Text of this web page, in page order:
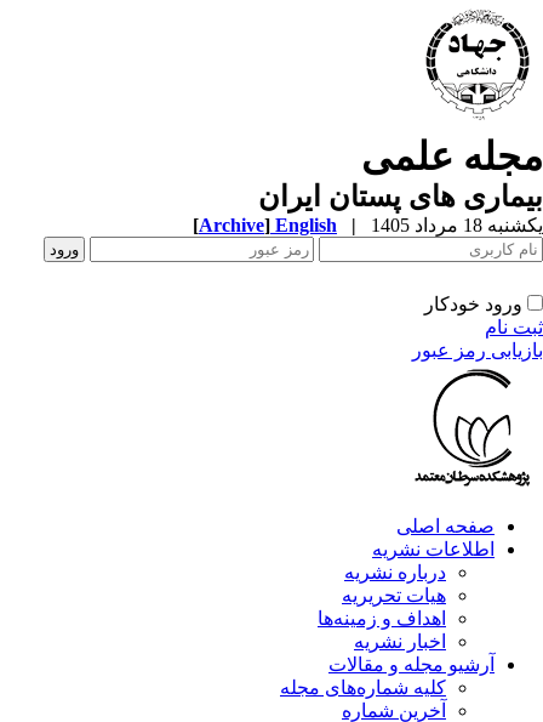
علمی
های پستان ایران
18 مرداد 1405 |
English
[Archive]
ورود خودکار
نام
رمز عبور
صفحه اصلی
اطلاعات نشریه
درباره نشریه
هیات تحریریه
اهداف و زمینه‌ها
اخبار نشریه
آرشیو مجله و مقالات
کلیه شماره‌های مجله
آخرین شماره